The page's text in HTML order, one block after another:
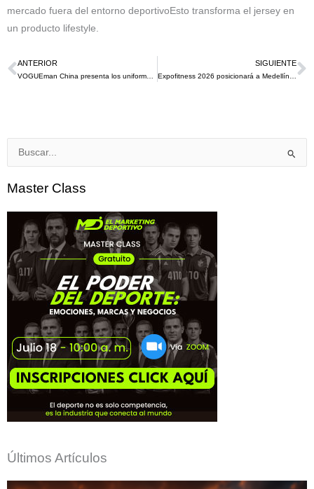
mercado fuera del entorno deportivoEsto transforma el jersey en
un producto lifestyle.
Ant
ANTERIOR SIGUIENTE
Buscar
Master Class
Últimos Artículos